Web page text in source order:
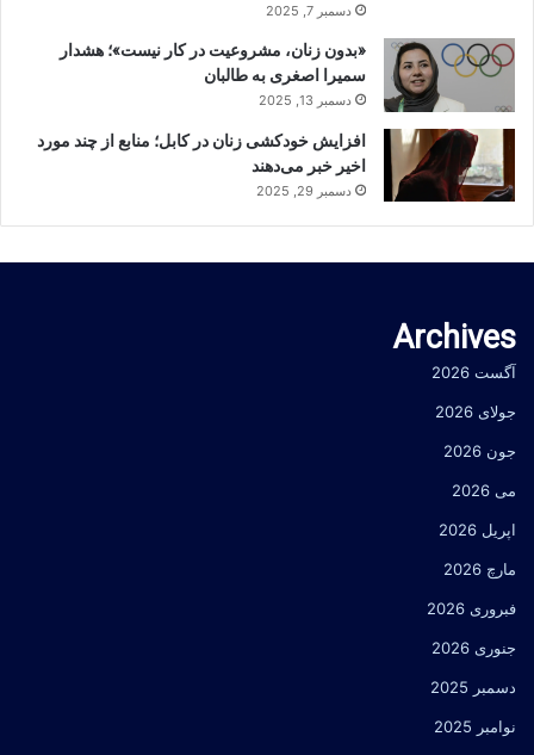
دسمبر 7, 2025
«بدون زنان، مشروعیت در کار نیست»؛ هشدار
سمیرا اصغری به طالبان
دسمبر 13, 2025
افزایش خودکشی زنان در کابل؛ منابع از چند مورد
اخیر خبر می‌دهند
دسمبر 29, 2025
Archives
آگست 2026
جولای 2026
جون 2026
می 2026
اپریل 2026
مارچ 2026
فبروری 2026
جنوری 2026
دسمبر 2025
نوامبر 2025